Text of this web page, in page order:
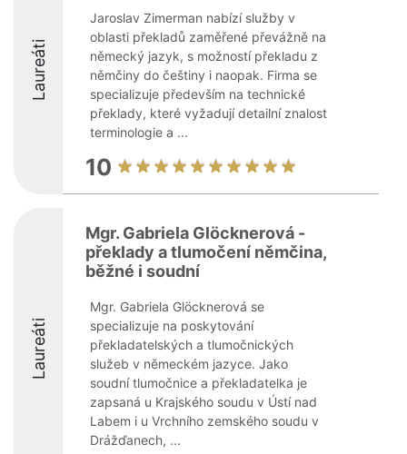
Laureáti
Jaroslav Zimerman nabízí služby v
oblasti překladů zaměřené převážně na
německý jazyk, s možností překladu z
němčiny do češtiny i naopak. Firma se
specializuje především na technické
překlady, které vyžadují detailní znalost
terminologie a ...
10
Laureáti
Mgr. Gabriela Glöcknerová -
překlady a tlumočení němčina,
běžné i soudní
Mgr. Gabriela Glöcknerová se
specializuje na poskytování
překladatelských a tlumočnických
služeb v německém jazyce. Jako
soudní tlumočnice a překladatelka je
zapsaná u Krajského soudu v Ústí nad
Labem i u Vrchního zemského soudu v
Drážďanech, ...